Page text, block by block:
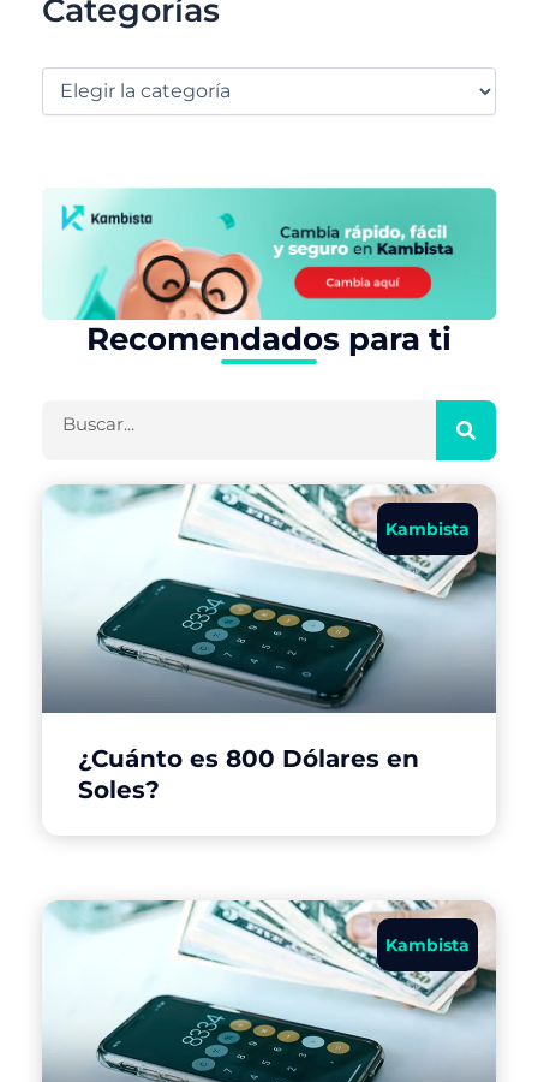
Categorías
Recomendados para ti
Kambista
¿Cuánto es 800 Dólares en
Soles?
Kambista